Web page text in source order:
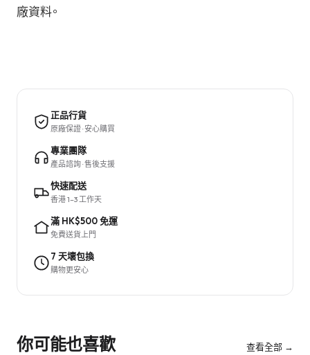
廠資料。
正品行貨
原廠保證 · 安心購買
專業團隊
產品諮詢 · 售後支援
快速配送
香港 1–3 工作天
滿 HK$500 免運
免費送貨上門
7 天壞包換
購物更安心
你可能也喜歡 查看全部 →